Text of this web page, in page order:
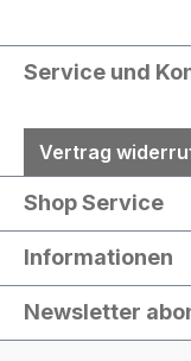
Service und
Vertrag
Shop Service
Informationen
Newsletter